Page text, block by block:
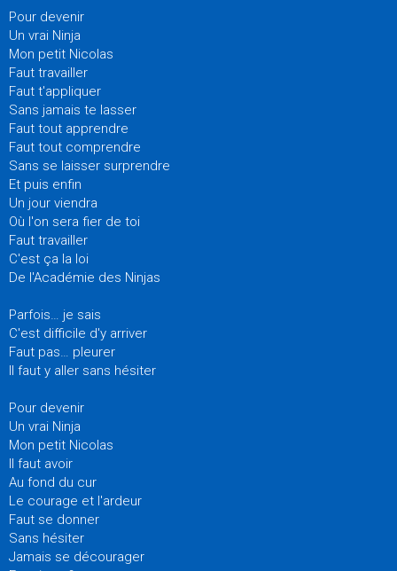
Pour devenir
Un vrai Ninja
Mon petit Nicolas
Faut travailler
Faut t'appliquer
Sans jamais te lasser
Faut tout apprendre
Faut tout comprendre
Sans se laisser surprendre
Et puis enfin
Un jour viendra
Où l'on sera fier de toi
Faut travailler
C'est ça la loi
De l'Académie des Ninjas
Parfois… je sais
C'est difficile d'y arriver
Faut pas… pleurer
Il faut y aller sans hésiter
Pour devenir
Un vrai Ninja
Mon petit Nicolas
Il faut avoir
Au fond du cur
Le courage et l'ardeur
Faut se donner
Sans hésiter
Jamais se décourager